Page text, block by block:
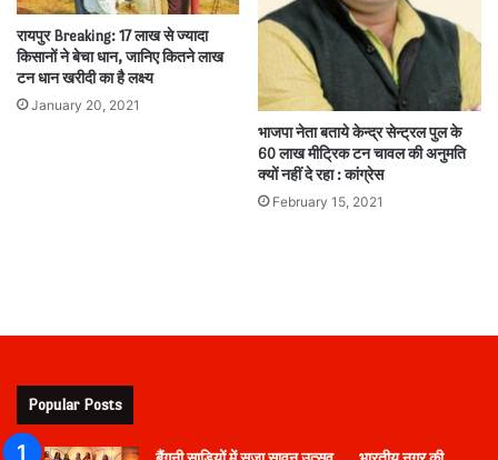
रायपुर Breaking: 17 लाख से ज्यादा
किसानों ने बेचा धान, जानिए कितने लाख
टन धान खरीदी का है लक्ष्य
January 20, 2021
भाजपा नेता बताये केन्द्र सेन्ट्रल पुल के
60 लाख मीट्रिक टन चावल की अनुमति
क्यों नहीं दे रहा : कांग्रेस
February 15, 2021
Popular Posts